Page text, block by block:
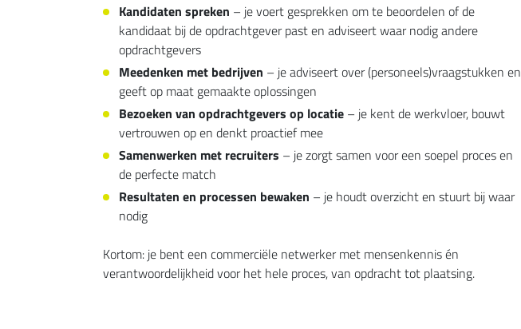
Kandidaten spreken – je voert gesprekken om te beoordelen of de
kandidaat bij de opdrachtgever past en adviseert waar nodig andere
opdrachtgevers
Meedenken met bedrijven – je adviseert over (personeels)vraagstukken en
geeft op maat gemaakte oplossingen
Bezoeken van opdrachtgevers op locatie – je kent de werkvloer, bouwt
vertrouwen op en denkt proactief mee
Samenwerken met recruiters – je zorgt samen voor een soepel proces en
de perfecte match
Resultaten en processen bewaken – je houdt overzicht en stuurt bij waar
nodig
Kortom: je bent een commerciële netwerker met mensenkennis én
verantwoordelijkheid voor het hele proces, van opdracht tot plaatsing.